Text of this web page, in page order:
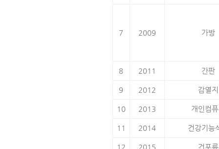
7 2009 가방
8 2011 간판
9 2012 감열지
10 2013 개인컴
11 2014 건강기능
12 2015 건포류